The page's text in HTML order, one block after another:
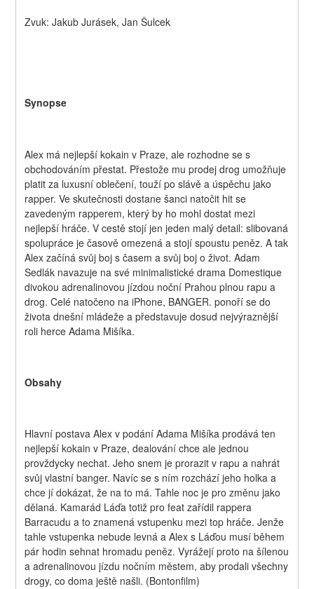
Zvuk: Jakub Jurásek, Jan Šulcek
Synopse
Alex má nejlepší kokain v Praze, ale rozhodne se s
obchodováním přestat. Přestože mu prodej drog umožňuje
platit za luxusní oblečení, touží po slávě a úspěchu jako
rapper. Ve skutečnosti dostane šanci natočit hit se
zavedeným rapperem, který by ho mohl dostat mezi
nejlepší hráče. V cestě stojí jen jeden malý detail: slibovaná
spolupráce je časově omezená a stojí spoustu peněz. A tak
Alex začíná svůj boj s časem a svůj boj o život. Adam
Sedlák navazuje na své minimalistické drama Domestique
divokou adrenalinovou jízdou noční Prahou plnou rapu a
drog. Celé natočeno na iPhone, BANGER. ponoří se do
života dnešní mládeže a představuje dosud nejvýraznější
roli herce Adama Mišíka.
Obsahy
Hlavní postava Alex v podání Adama Mišíka prodává ten
nejlepší kokain v Praze, dealování chce ale jednou
provždycky nechat. Jeho snem je prorazit v rapu a nahrát
svůj vlastní banger. Navíc se s ním rozchází jeho holka a
chce jí dokázat, že na to má. Tahle noc je pro změnu jako
dělaná. Kamarád Láďa totiž pro feat zařídil rappera
Barracudu a to znamená vstupenku mezi top hráče. Jenže
tahle vstupenka nebude levná a Alex s Láďou musí během
pár hodin sehnat hromadu peněz. Vyrážejí proto na šílenou
a adrenalinovou jízdu nočním městem, aby prodali všechny
drogy, co doma ještě našli. (Bontonfilm)